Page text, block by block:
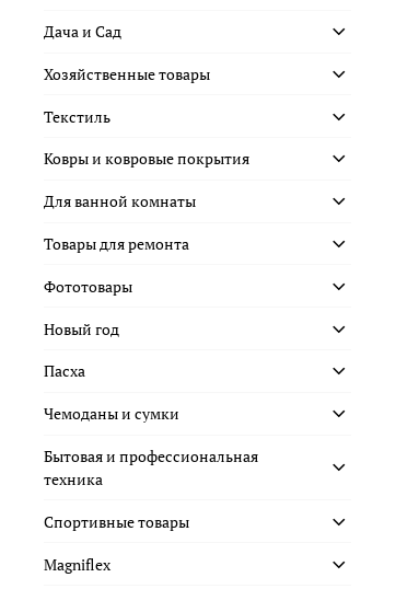
Дача и Сад
Хозяйственные товары
Текстиль
Ковры и ковровые покрытия
Для ванной комнаты
Товары для ремонта
Фототовары
Новый год
Пасха
Чемоданы и сумки
Бытовая и профессиональная
техника
Спортивные товары
Magniflex